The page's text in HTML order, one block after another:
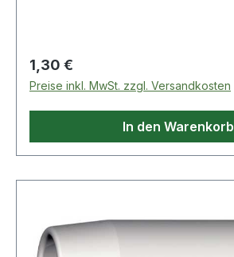
Regulärer Preis:
1,30 €
Preise inkl. MwSt. zzgl. Versandkosten
In den Warenkorb